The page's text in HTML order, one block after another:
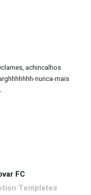
achincalhos
nunca-mais
FC
Templates